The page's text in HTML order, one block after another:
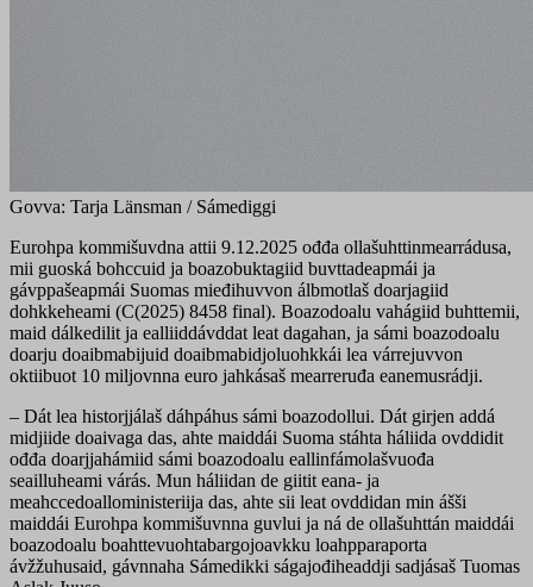
Govva: Tarja Länsman / Sámediggi
Eurohpa kommišuvdna attii 9.12.2025 ođđa ollašuhttinmearrádusa,
mii guoská bohccuid ja boazobuktagiid buvttadeapmái ja
gávppašeapmái Suomas mieđihuvvon álbmotlaš doarjagiid
dohkkeheami (C(2025) 8458 final). Boazodoalu vahágiid buhttemii,
maid dálkedilit ja ealliiddávddat leat dagahan, ja sámi boazodoalu
doarju doaibmabijuid doaibmabidjoluohkkái lea várrejuvvon
oktiibuot 10 miljovnna euro jahkásaš mearreruđa eanemusrádji.
– Dát lea historjjálaš dáhpáhus sámi boazodollui. Dát girjen addá
midjiide doaivaga das, ahte maiddái Suoma stáhta háliida ovddidit
ođđa doarjjahámiid sámi boazodoalu eallinfámolašvuođa
seailluheami várás. Mun háliidan de giitit eana- ja
meahccedoalloministeriija das, ahte sii leat ovddidan min ášši
maiddái Eurohpa kommišuvnna guvlui ja ná de ollašuhttán maiddái
boazodoalu boahttevuohtabargojoavkku loahpparaporta
ávžžuhusaid, gávnnaha Sámedikki ságajođiheaddji sadjásaš Tuomas